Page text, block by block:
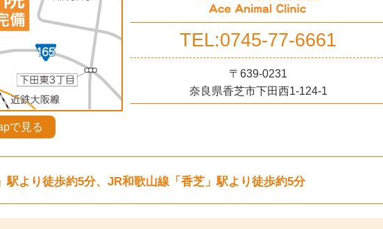
で見る
TEL:0745-77-6661
〒639-0231
奈良県香芝市下田西1-124-1
駅より徒歩約5分、JR和歌山線「香芝」駅より徒歩約5分